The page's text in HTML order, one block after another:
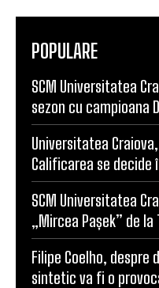
POPULARE
SCM Universitatea
sezon cu campioana
Universitatea
Calificarea se decide
SCM Universitatea
„Mircea Pașek” de la
Filipe Coelho, despre
sintetic va fi o